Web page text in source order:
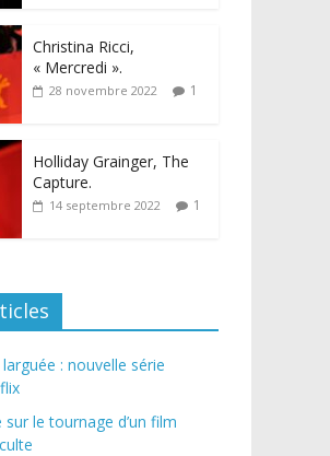
Christina Ricci,
« Mercredi ».
28 novembre 2022 1
Holliday Grainger, The
Capture.
14 septembre 2022 1
larguée : nouvelle série
le tournage d’un film